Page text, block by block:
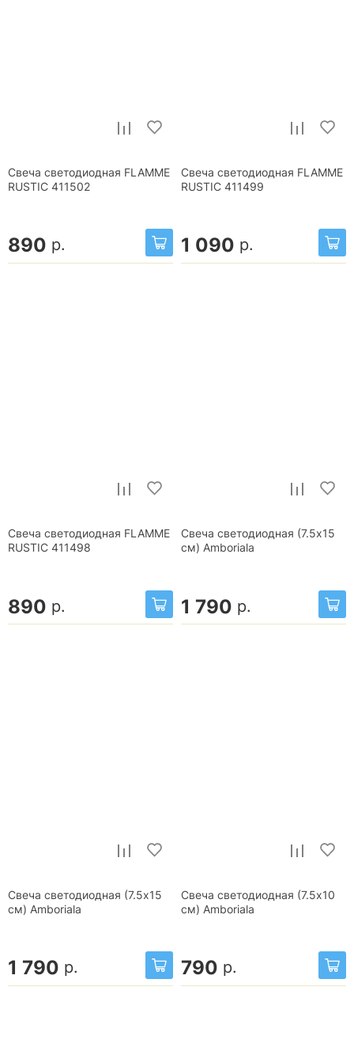
Свеча светодиодная FLAMME
RUSTIC 411502
890 р.
Свеча светодиодная FLAMME
RUSTIC 411499
1 090 р.
Свеча светодиодная FLAMME
RUSTIC 411498
890 р.
Свеча светодиодная (7.5х15
см) Amboriala
1 790 р.
Свеча светодиодная (7.5х15
см) Amboriala
1 790 р.
Свеча светодиодная (7.5х10
см) Amboriala
790 р.